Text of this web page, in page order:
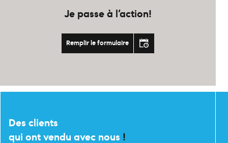
Je passe à l’action!
Remplir le formulaire
Des clients
qui ont vendu avec nous !